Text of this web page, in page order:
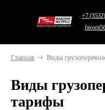
+7
Главная Виды
Виды
тарифы